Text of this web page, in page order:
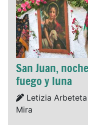
San Juan,
fuego y luna
Details
Letizia Arbeteta
Mira